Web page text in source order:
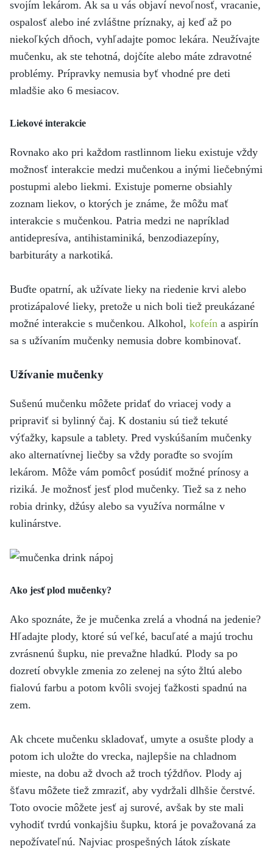
svojím lekárom. Ak sa u vás objaví nevoľnosť, vracanie,
ospalosť alebo iné zvláštne príznaky, aj keď až po
niekoľkých dňoch, vyhľadajte pomoc lekára. Neužívajte
mučenku, ak ste tehotná, dojčíte alebo máte zdravotné
problémy. Prípravky nemusia byť vhodné pre deti
mladšie ako 6 mesiacov.
Liekové interakcie
Rovnako ako pri každom rastlinnom lieku existuje vždy
možnosť interakcie medzi mučenkou a inými liečebnými
postupmi alebo liekmi. Existuje pomerne obsiahly
zoznam liekov, o ktorých je známe, že môžu mať
interakcie s mučenkou. Patria medzi ne napríklad
antidepresíva, antihistaminiká, benzodiazepíny,
barbituráty a narkotiká.
Buďte opatrní, ak užívate lieky na riedenie krvi alebo
protizápalové lieky, pretože u nich boli tiež preukázané
možné interakcie s mučenkou. Alkohol, kofeín a aspirín
sa s užívaním mučenky nemusia dobre kombinovať.
Užívanie mučenky
Sušenú mučenku môžete pridať do vriacej vody a
pripraviť si bylinný čaj. K dostaniu sú tiež tekuté
výťažky, kapsule a tablety. Pred vyskúšaním mučenky
ako alternatívnej liečby sa vždy poraďte so svojím
lekárom. Môže vám pomôcť posúdiť možné prínosy a
riziká. Je možnosť jesť plod mučenky. Tiež sa z neho
robia drinky, džúsy alebo sa využíva normálne v
kulinárstve.
Ako jesť plod mučenky?
Ako spoznáte, že je mučenka zrelá a vhodná na jedenie?
Hľadajte plody, ktoré sú veľké, bacuľaté a majú trochu
zvrásnenú šupku, nie prevažne hladkú. Plody sa po
dozretí obvykle zmenia zo zelenej na sýto žltú alebo
fialovú farbu a potom kvôli svojej ťažkosti spadnú na
zem.
Ak chcete mučenku skladovať, umyte a osušte plody a
potom ich uložte do vrecka, najlepšie na chladnom
mieste, na dobu až dvoch až troch týždňov. Plody aj
šťavu môžete tiež zmraziť, aby vydržali dlhšie čerstvé.
Toto ovocie môžete jesť aj surové, avšak by ste mali
vyhodiť tvrdú vonkajšiu šupku, ktorá je považovaná za
nepožívateľnú. Najviac prospešných látok získate